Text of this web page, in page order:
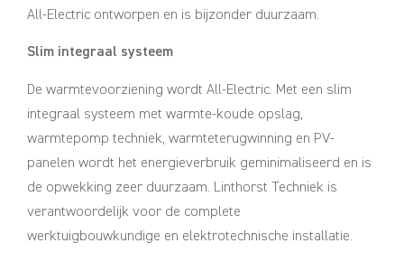
All-Electric ontworpen en is bijzonder duurzaam.
Slim integraal systeem
De warmtevoorziening wordt All-Electric. Met een slim
integraal systeem met warmte-koude opslag,
warmtepomp techniek, warmteterugwinning en PV-
panelen wordt het energieverbruik geminimaliseerd en is
de opwekking zeer duurzaam. Linthorst Techniek is
verantwoordelijk voor de complete
werktuigbouwkundige en elektrotechnische installatie.